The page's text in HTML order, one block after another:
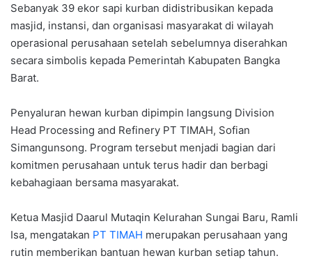
Sebanyak 39 ekor sapi kurban didistribusikan kepada
masjid, instansi, dan organisasi masyarakat di wilayah
operasional perusahaan setelah sebelumnya diserahkan
secara simbolis kepada Pemerintah Kabupaten Bangka
Barat.
Penyaluran hewan kurban dipimpin langsung Division
Head Processing and Refinery PT TIMAH, Sofian
Simangunsong. Program tersebut menjadi bagian dari
komitmen perusahaan untuk terus hadir dan berbagi
kebahagiaan bersama masyarakat.
Ketua Masjid Daarul Mutaqin Kelurahan Sungai Baru, Ramli
Isa, mengatakan PT TIMAH merupakan perusahaan yang
rutin memberikan bantuan hewan kurban setiap tahun.